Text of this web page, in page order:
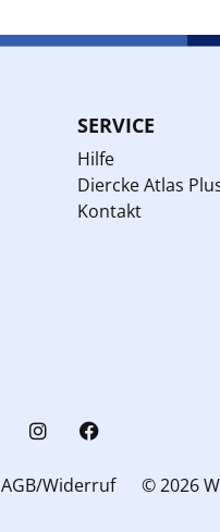
SERVICE
Hilfe
Diercke Atlas
Kontakt
AGB/Widerruf © 2026